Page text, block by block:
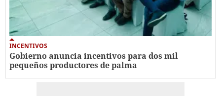
INCENTIVOS
Gobierno anuncia incentivos para dos mil
pequeños productores de palma